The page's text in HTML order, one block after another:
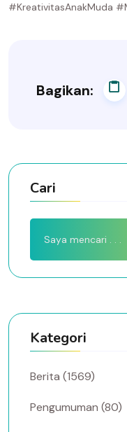
#KreativitasAnakMuda
Bagikan:
Cari
Kategori
Berita (1569)
Pengumuman (80)